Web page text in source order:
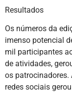
Resultados
Os números da
imenso potencial
mil participantes
de atividades,
os
redes sociais